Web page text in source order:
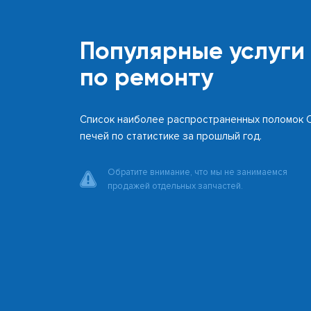
Популярные услуги
по ремонту
Список наиболее распространенных поломок
печей по статистике за прошлый год.
Обратите внимание, что мы не занимаемся
продажей отдельных запчастей.